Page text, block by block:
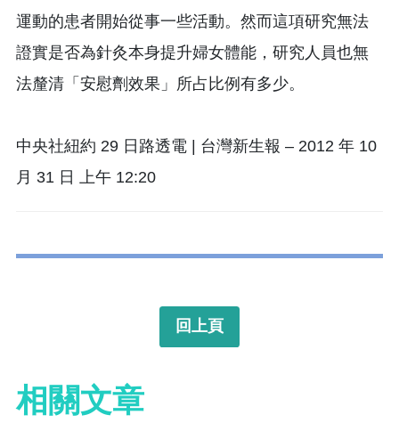
運動的患者開始從事一些活動。然而這項研究無法
證實是否為針灸本身提升婦女體能，研究人員也無
法釐清「安慰劑效果」所占比例有多少。
中央社紐約 29 日路透電 | 台灣新生報 – 2012 年 10
月 31 日 上午 12:20
回上頁
相關文章